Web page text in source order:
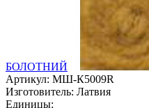
БОЛОТНИЙ
Артикул: МШ-К5009R
Изготовитель: Латвия
Единицы: